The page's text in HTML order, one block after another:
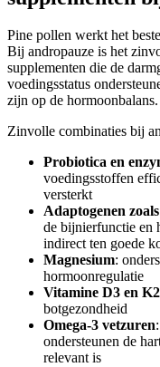
Pine pollen werkt het
Bij andropauze is het
supplementen die de
voedingsstatus
zijn op de hormoonbalans.
Zinvolle combinaties bij
Probiotica en
voedingsstoffen
versterkt
Adaptogenen
de bijnierfunctie en
indirect ten goede
Magnesium:
hormoonregulatie
Vitamine D3 en K2
botgezondheid
Omega-3 vetzuren
ondersteunen de
relevant is